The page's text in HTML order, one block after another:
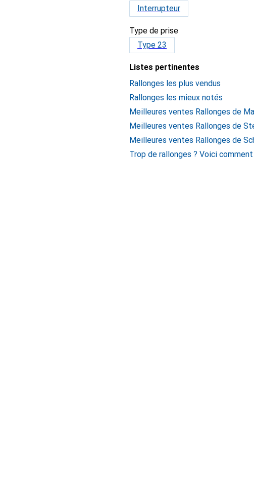
Interrupteur
Type de prise
Type 23
Listes pertinentes
Rallonges les plus vendus
Rallonges les mieux notés
Meilleures ventes Rallonges de
Meilleures ventes Rallonges de
Meilleures ventes Rallonges de
Trop de rallonges ? Voici